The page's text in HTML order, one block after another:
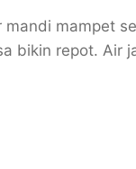
mandi mampet
bikin repot. Air